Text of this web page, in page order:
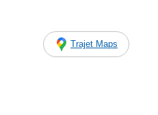
Trajet Maps